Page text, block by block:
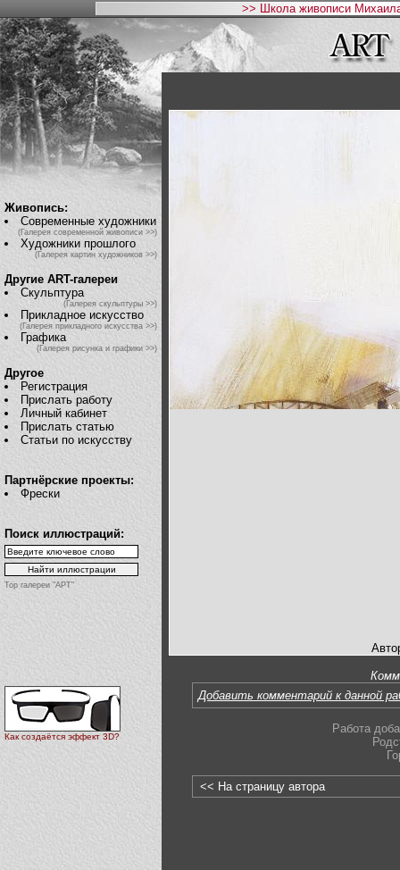
>> Школа живописи
Живопись:
Современные художники
(Галерея современной живописи >>)
Художники прошлого
(Галерея картин художников >>)
Другие ART-галереи
Скульптура
(Галерея скульптуры >>)
Прикладное искусство
(Галерея прикладного искусства >>)
Графика
(Галерея рисунка и графики >>)
Другое
Регистрация
Прислать работу
Личный кабинет
Прислать статью
Статьи по искусству
Партнёрские проекты:
Фрески
Поиск иллюстраций:
Top галереи "АРТ"
Как создаётся эффект 3D?
Добавить комментарий к данной
Работа
<< На страницу автора